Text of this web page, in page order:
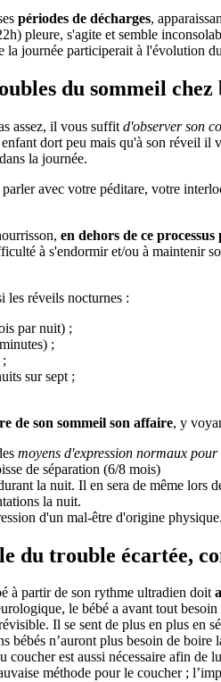
périodes de décharges,
pleure, s'agite et semble
la journée participerait à l'évolution
du sommeil chez
assez, il vous suffit d'observer son
dort peu mais qu'à son réveil il
la journée.
avec votre péditare, votre
en dehors de ce
à s'endormir et/ou à maintenir
les réveils nocturnes :
par nuit) ;
;
sur sept ;
de son sommeil son affaire, y
moyens d'expression normaux pour
de séparation (6/8 mois)
la nuit. Il en sera de même lors
la nuit.
d'un mal-être d'origine
du trouble écartée,
à partir de son rythme ultradien doit
le bébé a avant tout besoin
Il se sent de plus en plus en
bébés n’auront plus besoin de
coucher est aussi nécessaire afin
méthode pour le coucher ;